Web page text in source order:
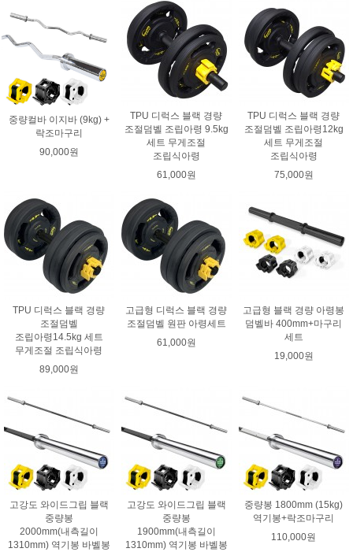
중량컬바 이지바 (9kg) +
락조마구리
90,000원
TPU 디럭스 블랙 경량
조절덤벨 조립아령 9.5kg
세트 무게조절
조립식아령
61,000원
TPU 디럭스 블랙 경량
조절덤벨 조립아령12kg
세트 무게조절
조립식아령
75,000원
TPU 디럭스 블랙 경량
조절덤벨
조립아령14.5kg 세트
무게조절 조립식아령
89,000원
고급형 디럭스 블랙 경량
조절덤벨 원판 아령세트
61,000원
고급형 블랙 경량 아령봉
덤벨바 400mm+마구리
세트
19,000원
고강도 와이드그립 블랙
중량봉
2000mm(내측길이
1310mm) 역기봉 바벨봉
고강도 와이드그립 블랙
중량봉
1900mm(내측길이
1310mm) 역기봉 바벨봉
중량봉 1800mm (15kg)
역기봉+락조마구리
110,000원